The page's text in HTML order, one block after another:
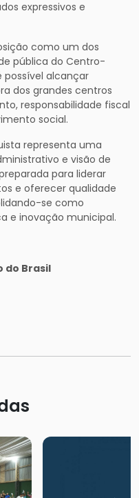
expressivos e
como um dos
pública do Centro-
possível alcançar
dos grandes centros
responsabilidade fiscal
social.
representa uma
e visão de
para liderar
e oferecer qualidade
se como
e inovação municipal.
do Brasil